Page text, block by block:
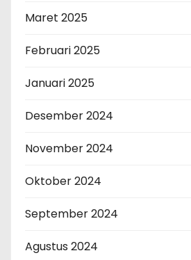
Maret 2025
Februari 2025
Januari 2025
Desember 2024
November 2024
Oktober 2024
September 2024
Agustus 2024